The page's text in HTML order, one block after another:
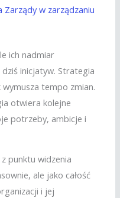
Zarządy w zarządzaniu
ich nadmiar
inicjatyw. Strategia
tempo zmian.
otwiera kolejne
potrzeby, ambicje i
punktu widzenia
ale jako całość
i jej